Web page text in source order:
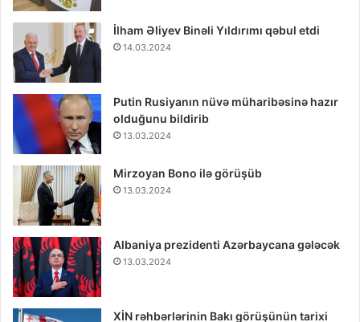
İlham Əliyev Binəli Yıldırımı qəbul etdi
14.03.2024
Putin Rusiyanın nüvə müharibəsinə hazır
olduğunu bildirib
13.03.2024
Mirzoyan Bono ilə görüşüb
13.03.2024
Albaniya prezidenti Azərbaycana gələcək
13.03.2024
XİN rəhbərlərinin Bakı görüşünün tarixi